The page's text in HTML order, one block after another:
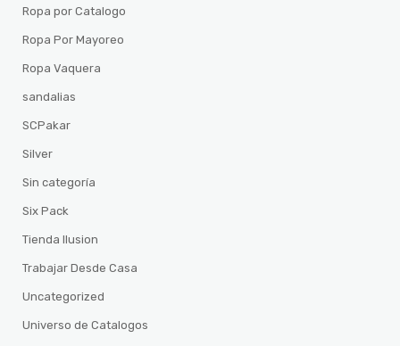
Ropa por Catalogo
Ropa Por Mayoreo
Ropa Vaquera
sandalias
SCPakar
Silver
Sin categoría
Six Pack
Tienda Ilusion
Trabajar Desde Casa
Uncategorized
Universo de Catalogos